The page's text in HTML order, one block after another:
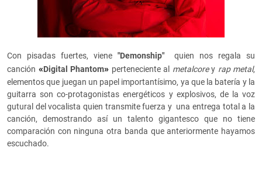
Con pisadas fuertes, viene"Demonship"
quien nos regala su
canción «Digital Phantom» perteneciente al metalcorey rap metal,
elementos que juegan un papel importantísimo, ya que la batería y la
guitarra son co-protagonistas energéticos y explosivos, de la voz
gutural del vocalista quien transmite fuerza y una entrega total a la
canción, demostrando así un talento gigantesco que no tiene
comparación con ninguna otra banda que anteriormente hayamos
escuchado.